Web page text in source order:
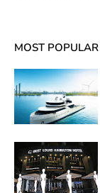
MOST POPULAR